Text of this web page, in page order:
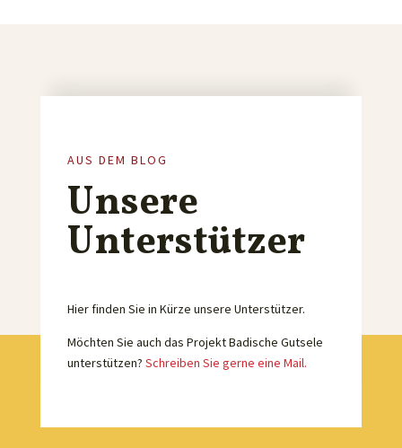
AUS DEM BLOG
Unsere
Unterstützer
Hier finden Sie in Kürze unsere Unterstützer.
Möchten Sie auch das Projekt Badische Gutsele
unterstützen? Schreiben Sie gerne eine Mail.